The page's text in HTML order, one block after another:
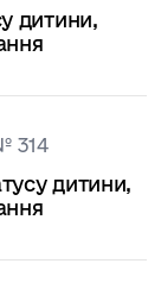
дитини,
314
дитини,